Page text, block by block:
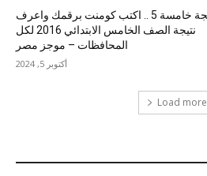
نتيجة خامسة 5 .. اكتب كومنت برقمك واعرف
نتيجة الصف الخامس الابتدائي 2016 لكل
المحافظات – موجز مصر
أكتوبر 5, 2024
Load more